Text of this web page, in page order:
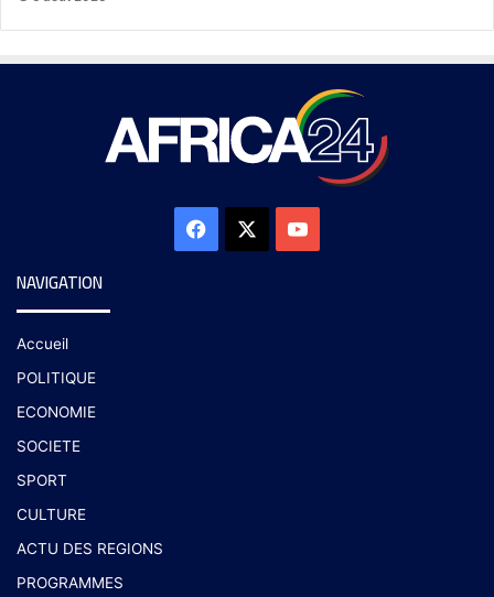
NAVIGATION
Accueil
POLITIQUE
ECONOMIE
SOCIETE
SPORT
CULTURE
ACTU DES REGIONS
PROGRAMMES